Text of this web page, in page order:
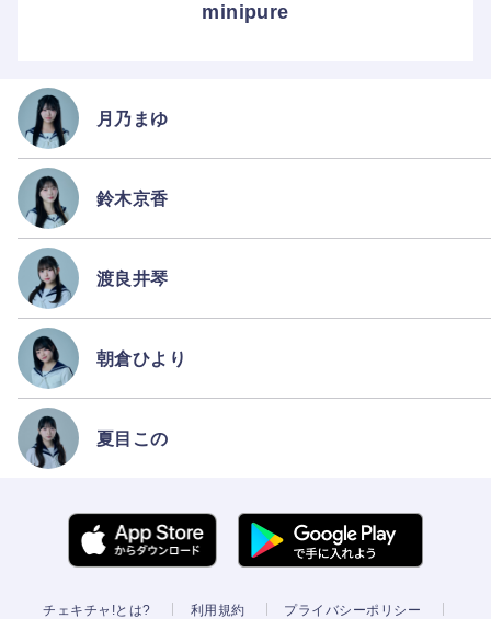
minipure
月乃まゆ
鈴木京香
渡良井琴
朝倉ひより
夏目この
チェキチャ!とは? 利用規約 プライバシーポリシー